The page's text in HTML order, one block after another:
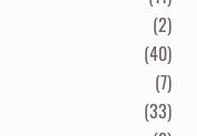
(2)
(40)
(7)
(33)